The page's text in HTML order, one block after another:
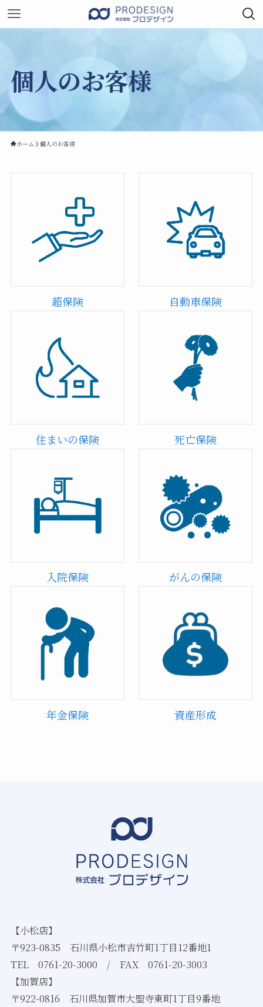
個人のお客様
ホーム 個人のお客様
超保険 自動車保険
住まいの保険 死亡保険
入院保険 がんの保険
年金保険 資産形成
【小松店】
〒923-0835 石川県小松市吉竹町1丁目12番地1
TEL 0761-20-3000 / FAX 0761-20-3003
【加賀店】
〒922-0816 石川県加賀市大聖寺東町1丁目9番地